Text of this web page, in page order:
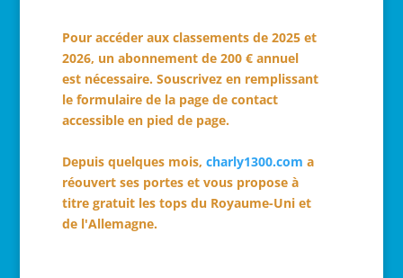
Pour accéder aux classements de 2025 et
2026, un abonnement de 200 € annuel
est nécessaire. Souscrivez en remplissant
le formulaire de la page de contact
accessible en pied de page.
Depuis quelques mois, charly1300.com a
réouvert ses portes et vous propose à
titre gratuit les tops du Royaume-Uni et
de l'Allemagne.